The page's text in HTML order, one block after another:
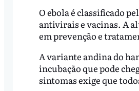
O ebola é classificado
antivirais e vacinas. A
em prevenção e
A variante andina do
incubação que pode
sintomas exige que